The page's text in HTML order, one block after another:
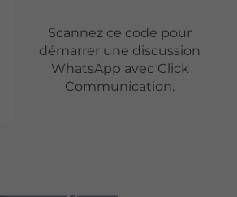
Scannez ce code pour
démarrer une discussion
WhatsApp avec Click
Communication.